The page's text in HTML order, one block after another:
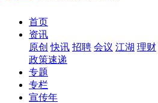
首页
资讯
原创 快讯 招聘 会议 江湖 理财
政策速递
专题
专栏
宣传年